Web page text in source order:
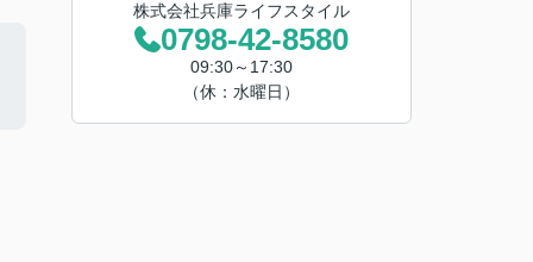
株式会社兵庫ライフスタイル
0798-42-8580
09:30～17:30
（休：水曜日）